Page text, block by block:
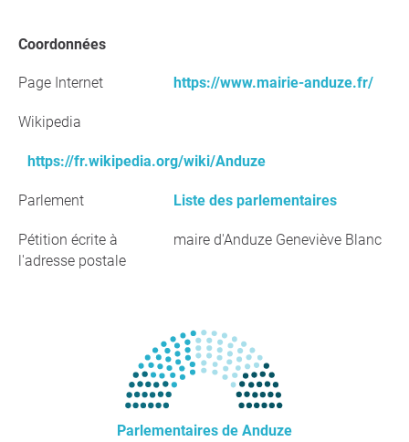
Coordonnées
Page Internet https://www.mairie-anduze.fr/
Wikipedia
https://fr.wikipedia.org/wiki/Anduze
Parlement Liste des parlementaires
Pétition écrite à
l'adresse postale
maire d'Anduze Geneviève Blanc
Parlementaires de Anduze